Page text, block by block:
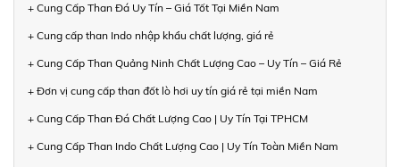
+ Cung Cấp Than Đá Uy Tín – Giá Tốt Tại Miền Nam
+ Cung cấp than Indo nhập khẩu chất lượng, giá rẻ
+ Cung Cấp Than Quảng Ninh Chất Lượng Cao – Uy Tín – Giá Rẻ
+ Đơn vị cung cấp than đốt lò hơi uy tín giá rẻ tại miền Nam
+ Cung Cấp Than Đá Chất Lượng Cao | Uy Tín Tại TPHCM
+ Cung Cấp Than Indo Chất Lượng Cao | Uy Tín Toàn Miền Nam